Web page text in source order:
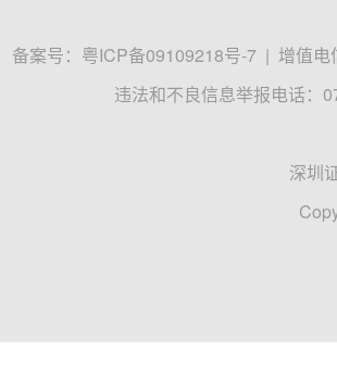
备案号： 粤ICP备09109218号-7 | 增值电
违法和不良信息举报电话：
深圳